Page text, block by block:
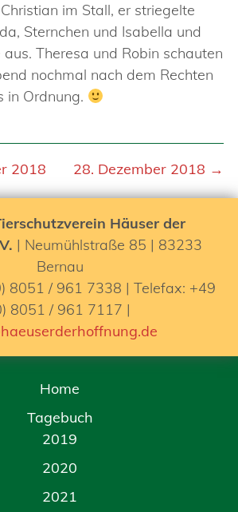
im Stall, er striegelte
Sternchen und Isabella und
Theresa und Robin schauten
nochmal nach dem Rechten
in Ordnung.
2018 28. Dezember 2018 →
Häuser der
| Neumühlstraße 85 | 83233
Bernau
8051 / 961 7338 | Telefax: +49
8051 / 961 7117 |
Home
Tagebuch
2019
2020
2021